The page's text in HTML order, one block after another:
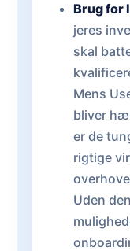
Brug for
jeres
skal
Mens
bliver
er de
rigtige
Uden